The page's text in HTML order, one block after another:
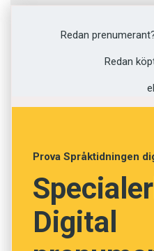
Brukbar
Användbar
Ätlig
Redan
Redan
Prova Språktidningen
Digital